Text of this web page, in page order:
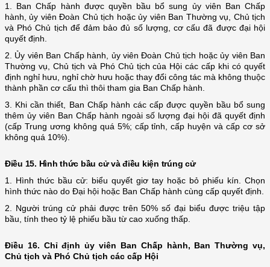
1. Ban Chấp hành được quyền bầu bổ sung ủy viên Ban Chấp
hành, ủy viên Đoàn Chủ tịch hoặc ủy viên Ban Thường vụ, Chủ tịch
và Phó Chủ tịch để đảm bảo đủ số lượng, cơ cấu đã được đại hội
quyết định.
2. Ủy viên Ban Chấp hành, ủy viên Đoàn Chủ tịch hoặc ủy viên Ban
Thường vụ, Chủ tịch và Phó Chủ tịch của Hội các cấp khi có quyết
định nghỉ hưu, nghỉ chờ hưu hoặc thay đổi công tác mà không thuộc
thành phần cơ cấu thì thôi tham gia Ban Chấp hành.
3. Khi cần thiết, Ban Chấp hành các cấp được quyền bầu bổ sung
thêm ủy viên Ban Chấp hành ngoài số lượng đại hội đã quyết định
(cấp Trung ương không quá 5%; cấp tỉnh, cấp huyện và cấp cơ sở
không quá 10%).
Điều 15. Hình thức bầu cử và điều kiện trúng cử
1. Hình thức bầu cử: biểu quyết giơ tay hoặc bỏ phiếu kín. Chọn
hình thức nào do Đại hội hoặc Ban Chấp hành cùng cấp quyết định.
2. Người trúng cử phải được trên 50% số đại biểu được triệu tập
bầu, tính theo tỷ lệ phiếu bầu từ cao xuống thấp.
Điều 16. Chỉ định ủy viên Ban Chấp hành, Ban Thường vụ,
Chủ tịch và Phó Chủ tịch các cấp Hội